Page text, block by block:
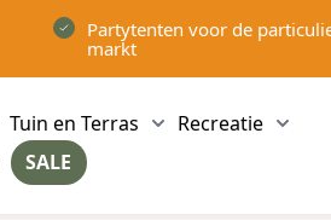
Partytenten voor de
markt
Show submenu for Partytenten
Tuin en Terras
Show submenu
Recreatie
Show submenu for Voor in Huis
SALE